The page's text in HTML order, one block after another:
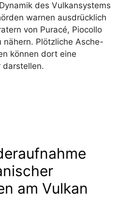
des Vulkansystems
warnen ausdrücklich
von Puracé, Piocollo
nähern. Plötzliche Asche-
können dort eine
darstellen.
am Vulkan